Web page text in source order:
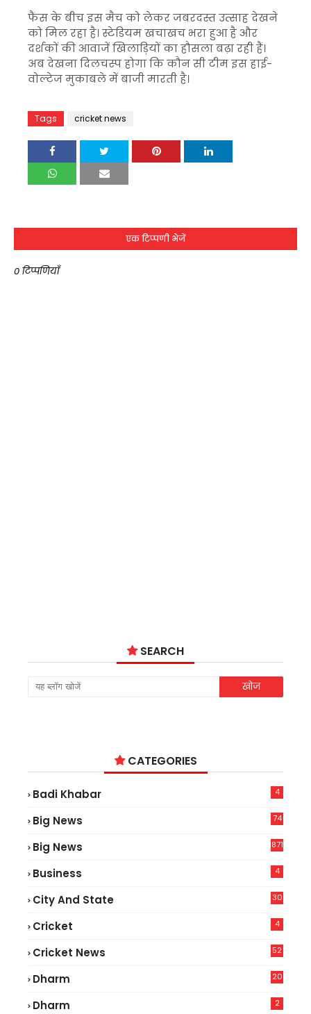
फैंस के बीच इस मैच को लेकर जबरदस्त उत्साह देखने
को मिल रहा है। स्टेडियम खचाखच भरा हुआ है और
दर्शकों की आवाजें खिलाड़ियों का हौसला बढ़ा रही हैं।
अब देखना दिलचस्प होगा कि कौन सी टीम इस हाई-
वोल्टेज मुकाबले में बाजी मारती है।
Tags cricket news
एक टिप्पणी भेजें
0 टिप्पणियाँ
SEARCH
CATEGORIES
Badi Khabar 4
Big News
74
Big News 871
Business 4
City And State 30
Cricket 4
Cricket News
52
Dharm 20
Dharm 2